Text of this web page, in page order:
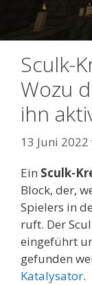
Sculk-
Wozu
ihn
13 Juni 2022
Ein Sculk-
Block, der,
Spielers in
ruft. Der
eingeführt
gefunden
Katalysator.